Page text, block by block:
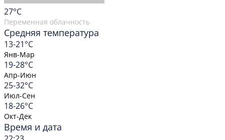
27°C
Переменная облачность
Средняя температура
13-21°C
Янв-Мар
19-28°C
Апр-Июн
25-32°C
Июл-Сен
18-26°C
Окт-Дек
Время и дата